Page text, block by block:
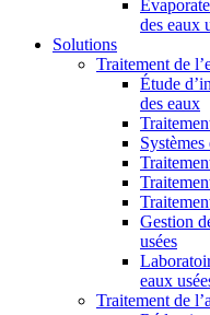
des eaux
Solutions
Traitement de
Étude
des eaux
Gestion
usées
eaux
Traitement de